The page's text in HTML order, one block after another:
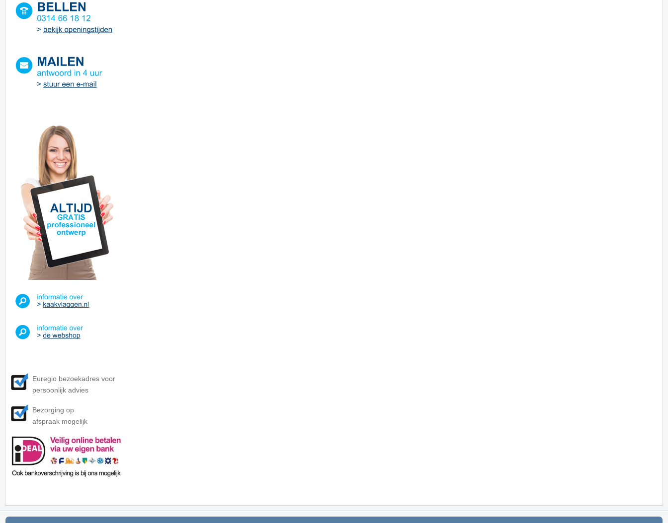
Euregio bezoekadres voor
persoonlijk advies
Bezorging op
afspraak mogelijk